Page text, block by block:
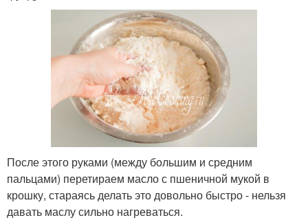
После этого руками (между большим и средним
пальцами) перетираем масло с пшеничной мукой в
крошку, стараясь делать это довольно быстро - нельзя
давать маслу сильно нагреваться.